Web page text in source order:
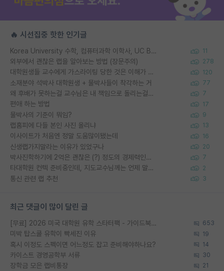
🔥 시선집중 핫한 인기글
Korea University 수학, 컴퓨터과학 이학사, UC Berkeley 산업공학 대학원 공학박사가 되는 것은 쉽지 않겠죠? 11
외부에서 괜찮은 랩을 알아보는 방법 (장문주의) 278
대학원생들 교수에게 가스라이팅 당한 것은 이해가 갑니다. 안타깝네요. 120
소재분야 석박사 대학원생 + 물박사들이 착각하는 거 77
왜 후배가 못하는걸 교수님은 내 책임으로 돌리는걸까요? 7
편애 하는 방법 17
물박사의 기준이 뭐임? 9
랩홈피에 다들 본인 사진 올리냐 13
이사이트가 처음엔 정말 도움많이됐는데 16
신생랩가지말라는 이유가 있었구나 20
박사진학하기에 2억은 괜찮은 (?) 정도의 경제력인가요 7
타대학원 컨텍 준비중인데, 지도교수님께는 언제 말씀드려야 할까요? 2
통신 관련 랩 추천 3
최근 댓글이 많이 달린 글
[무료] 2026 미국 대학원 유학 스타터팩 - 가이드북 & 합격자 컨택메일 템플릿 653
미박 탑스쿨 유학이 빡세진 이유 19
혹시 이정도 스펙이면 어느정도 잡고 준비해야하나요? 14
카이스트 경영공학부 서류 30
장학금 모은 랩비통장 21